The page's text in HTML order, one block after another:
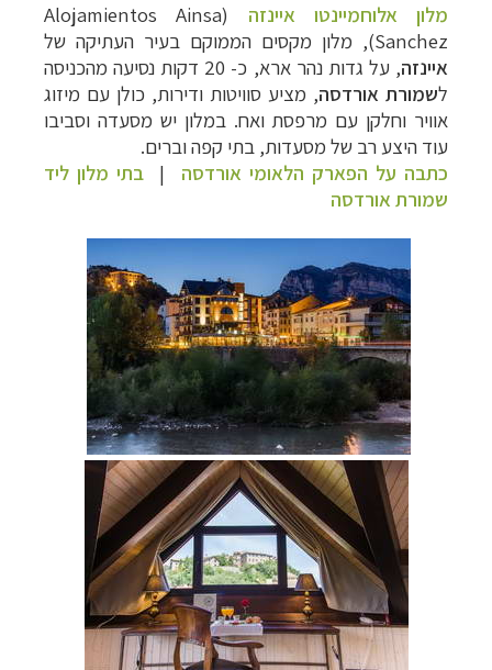
מלון אלוחמיינטו איינזה
(Alojamientos Ainsa
Sanchez), מלון מקסים הממוקם בעיר העתיקה של
איינזה
, על גדות נהר ארא, כ- 20 דקות נסיעה מהכניסה
לשמורת אורדסה, מציע סוויטות ודירות, כולן עם מיזוג
אוויר וחלקן עם מרפסת ואח. במלון יש מסעדה וסביבו
עוד היצע רב של מסעדות, בתי קפה וברים.
כתבה על הפארק הלאומי אורדסה | בתי מלון ליד
שמורת אורדסה